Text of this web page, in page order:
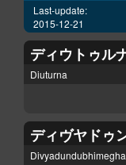
Last-update:
2015-12-21
ディウトゥル
Diuturna
ディヴヤドゥ